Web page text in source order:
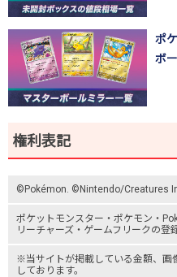
ポ
ボ
権利表記
©Pokémon. ©Nintendo/Creatures
ポケットモンスター ・ポケモン・
リーチャーズ ・ ゲームフリークの登
※当サイトが掲載している金額、画
しております。